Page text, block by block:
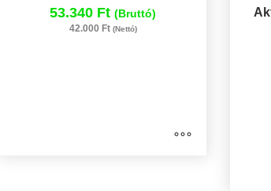
53.340 Ft(Bruttó)
42.000 Ft (Nettó)